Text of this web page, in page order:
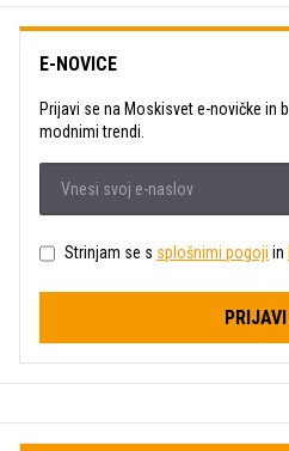
E-NOVICE
Prijavi se na Moskisvet e-novičke in
modnimi trendi.
Strinjam se s splošnimi pogoji in